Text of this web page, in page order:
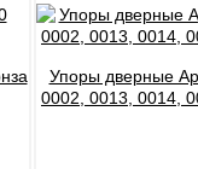
Упоры дверные
0002, 0013, 0014,